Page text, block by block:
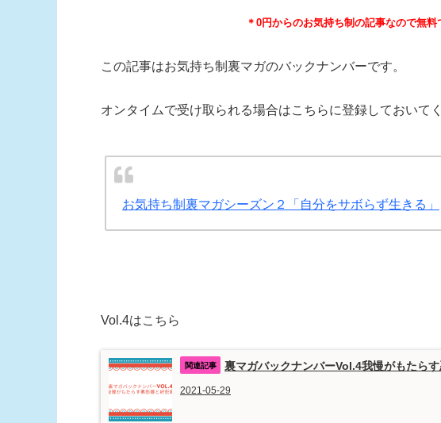
＊0円からのお気持ち制の記事なので無
この記事はお気持ち制裏マガのバックナンバーです。
オンタイムで受け取られる場合はこちらに登録しておいて
お気持ち制裏マガシーズン２「自分をサボらず生きる」
Vol.4はこちら
裏マガバックナンバーVol.4我慢がもたら
2021-05-29